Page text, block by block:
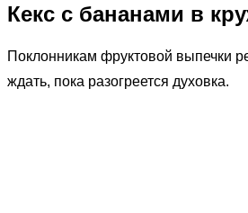
Кекс с бананами в
Поклонникам фруктовой выпечки
ждать, пока разогреется духовка.